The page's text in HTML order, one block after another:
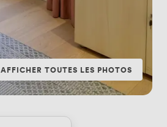
AFFICHER TOUTES LES PHOTOS